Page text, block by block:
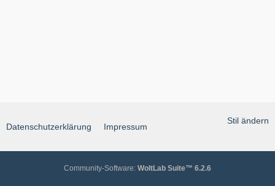
Stil ändern
Datenschutzerklärung Impressum
Community-Software: WoltLab Suite™ 6.2.6